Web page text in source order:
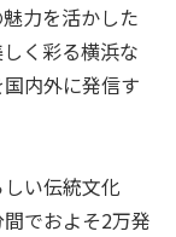
力を活かした
く彩る横浜な
内外に発信す
い伝統文化
でおよそ2万発